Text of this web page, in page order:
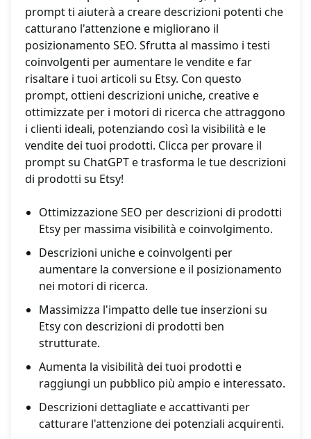
prompt ti aiuterà a creare descrizioni potenti che
catturano l'attenzione e migliorano il
posizionamento SEO. Sfrutta al massimo i testi
coinvolgenti per aumentare le vendite e far
risaltare i tuoi articoli su Etsy. Con questo
prompt, ottieni descrizioni uniche, creative e
ottimizzate per i motori di ricerca che attraggono
i clienti ideali, potenziando così la visibilità e le
vendite dei tuoi prodotti. Clicca per provare il
prompt su ChatGPT e trasforma le tue descrizioni
di prodotti su Etsy!
Ottimizzazione SEO per descrizioni di prodotti
Etsy per massima visibilità e coinvolgimento.
Descrizioni uniche e coinvolgenti per
aumentare la conversione e il posizionamento
nei motori di ricerca.
Massimizza l'impatto delle tue inserzioni su
Etsy con descrizioni di prodotti ben
strutturate.
Aumenta la visibilità dei tuoi prodotti e
raggiungi un pubblico più ampio e interessato.
Descrizioni dettagliate e accattivanti per
catturare l'attenzione dei potenziali acquirenti.